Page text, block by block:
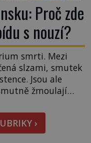
Proč zde
s nouzí?
smrti. Mezi
slzami, smutek
Jsou ale
žmoulají
Unikátní
najdeme
›